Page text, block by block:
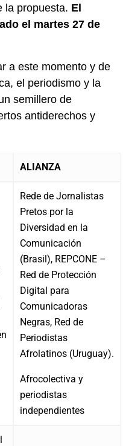
la propuesta. El
el martes 27 de
a este momento y de
el periodismo y la
semillero de
antiderechos y
ALIANZA
Rede de Jornalistas
Pretos por la
Diversidad en la
Comunicación
(Brasil), REPCONE –
Red de Protección
Digital para
Comunicadoras
Negras, Red de
Periodistas
Afrolatinos (Uruguay).
Afrocolectiva y
periodistas
independientes